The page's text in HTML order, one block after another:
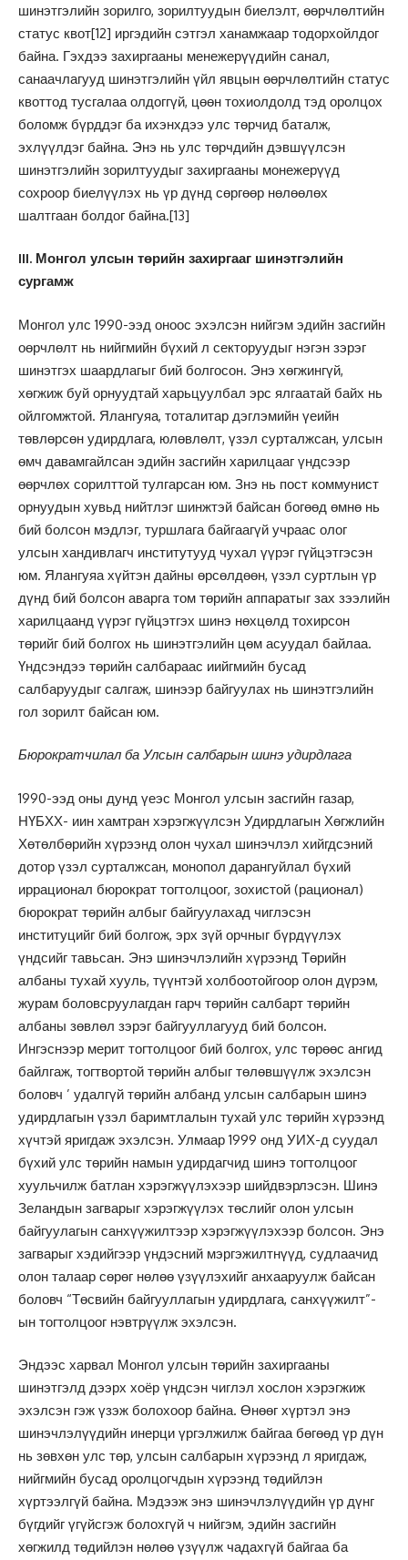
шинэтгэлийн зорилго, зорилтуудын биелэлт, өөрчлөлтийн
статус квот[12] иргэдийн сэтгэл ханамжаар тодорхойлдог
байна. Гэхдээ захиргааны менежерүүдийн санал,
санаачлагууд шинэтгэлийн үйл явцын өөрчлөлтийн статус
квоттод тусгалаа олдоггүй, цөөн тохиолдолд тэд оролцох
боломж бүрддэг ба ихэнхдээ улс төрчид баталж,
эхлүүлдэг байна. Энэ нь улс төрчдийн дэвшүүлсэн
шинэтгэлийн зорилтуудыг захиргааны монежерүүд
сохроор биелүүлэх нь үр дүнд сөргөөр нөлөөлөх
шалтгаан болдог байна.[13]
III. Монгол улсын төрийн захиргааг шинэтгэлийн
сургамж
Монгол улс 1990-ээд оноос эхэлсэн нийгэм эдийн засгийн
оөрчлөлт нь нийгмийн бүхий л секторуудыг нэгэн зэрэг
шинэтгэх шаардлагыг бий болгосон. Энэ хөгжингүй,
хөгжиж буй орнуудтай харьцуулбал эрс ялгаатай байх нь
ойлгомжтой. Ялангуяа, тоталитар дэглэмийн үеийн
төвлөрсөн удирдлага, юлөвлөлт, үзэл сурталжсан, улсын
өмч давамгайлсан эдийн засгийн харилцааг үндсээр
өөрчлөх сорилттой тулгарсан юм. Знэ нь пост коммунист
орнуудын хувьд нийтлэг шинжтэй байсан богөөд өмнө нь
бий болсон мэдлэг, туршлага байгаагүй учраас олог
улсын хандивлагч институтууд чухал үүрэг гүйцэтгэсэн
юм. Ялангуяа хүйтэн дайны өрсөлдөөн, үзэл суртлын үр
дүнд бий болсон аварга том төрийн аппаратыг зах зээлийн
харилцаанд үүрэг гүйцэтгэх шинэ нөхцөлд тохирсон
төрийг бий болгох нь шинэтгэлийн цөм асуудал байлаа.
Үндсэндээ төрийн салбараас иийгмийн бусад
салбаруудыг салгаж, шинээр байгуулах нь шинэтгэлийн
гол зорилт байсан юм.
Бюрократчилал ба Улсын салбарын шинэ удирдлага
1990-ээд оны дунд үеэс Монгол улсын засгийн газар,
НҮБХХ- иин хамтран хэрэгжүүлсэн Удирдлагын Хөгжлийн
Хөтөлбөрийн хүрээнд олон чухал шинэчлэл хийгдсэний
дотор үзэл сурталжсан, монопол дарангуйлал бүхий
иррационал бюрократ тогтолцоог, зохистой (рационал)
бюрократ төрийн албыг байгуулахад чиглэсэн
институцийг бий болгож, эрх зүй орчныг бүрдүүлэх
үндсийг тавьсан. Энэ шинэчлэлийн хүрээнд Төрийн
албаны тухай хууль, түүнтэй холбоотойгоор олон дүрэм,
журам боловсруулагдан гарч төрийн салбарт төрийн
албаны зөвлөл зэрэг байгууллагууд бий болсон.
Ингэснээр мерит тогтолцоог бий болгох, улс төрөөс ангид
байлгаж, тогтвортой төрийн албыг төлөвшүүлж эхэлсэн
боловч ’ удалгүй төрийн албанд улсын салбарын шинэ
удирдлагын үзэл баримтлалын тухай улс төрийн хүрээнд
хүчтэй яригдаж эхэлсэн. Улмаар 1999 онд УИХ-д суудал
бүхий улс төрийн намын удирдагчид шинэ тогтолцоог
хуульчилж батлан хэрэгжүүлэхээр шийдвэрлэсэн. Шинэ
Зеландын загварыг хэрэгжүүлэх төслийг олон улсын
байгуулагын санхүүжилтээр хэрэгжүүлэхээр болсон. Энэ
загварыг хэдийгээр үндэсний мэргэжилтнүүд, судлаачид
олон талаар сөрөг нөлөө үзүүлэхийг анхааруулж байсан
боловч “Төсвийн байгууллагын удирдлага, санхүүжилт”-
ын тогтолцоог нэвтрүүлж эхэлсэн.
Эндээс харвал Монгол улсын төрийн захиргааны
шинэтгэлд дээрх хоёр үндсэн чиглэл хослон хэрэгжиж
эхэлсэн гэж үзэж болохоор байна. Өнөөг хүртэл энэ
шинэчлэлүүдийн инерци үргэлжилж байгаа бөгөөд үр дүн
нь зөвхөн улс төр, улсын салбарын хүрээнд л яригдаж,
нийгмийн бусад оролцогчдын хүрээнд төдийлэн
хүртээлгүй байна. Мэдээж энэ шинэчлэлүүдийн үр дүнг
бүгдийг үгүйсгэж болохгүй ч нийгэм, эдийн засгийн
хөгжилд төдийлэн нөлөө үзүүлж чадахгүй байгаа ба